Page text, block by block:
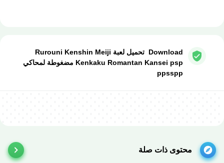
Download تحميل لعبة Rurouni Kenshin Meiji
Kenkaku Romantan Kansei psp مضغوطة لمحاكي
ppsspp
محتوى ذات صلة